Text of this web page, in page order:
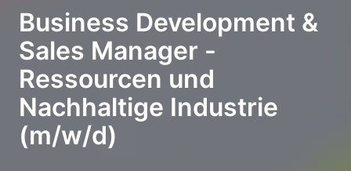
Business Development &
Sales Manager -
Ressourcen und
Nachhaltige Industrie
(m/w/d)